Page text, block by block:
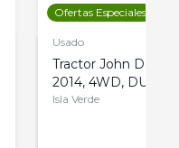
Ofertas Especiales
Usado
Tractor John Deere
2014, 4WD, DUAL
Isla Verde